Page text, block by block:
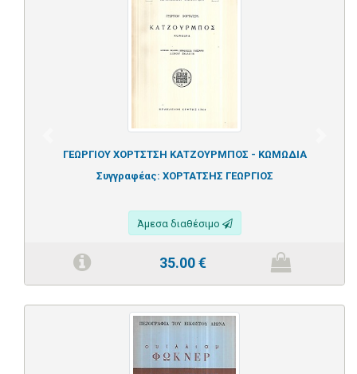
ΓΕΩΡΓΙΟΥ ΧΟΡΤΣΤΣΗ ΚΑΤΖΟΥΡΜΠΟΣ - ΚΩΜΩΔΙΑ
Συγγραφέας: ΧΟΡΤΑΤΣΗΣ ΓΕΩΡΓΙΟΣ
Άμεσα διαθέσιμο
35.00€